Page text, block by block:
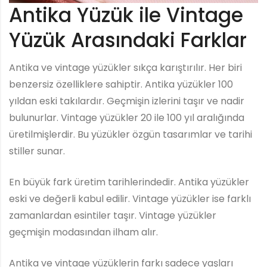
Antika Yüzük ile Vintage
Yüzük Arasındaki Farklar
Antika ve vintage yüzükler sıkça karıştırılır. Her biri
benzersiz özelliklere sahiptir. Antika yüzükler 100
yıldan eski takılardır. Geçmişin izlerini taşır ve nadir
bulunurlar. Vintage yüzükler 20 ile 100 yıl aralığında
üretilmişlerdir. Bu yüzükler özgün tasarımlar ve tarihi
stiller sunar.
En büyük fark üretim tarihlerindedir. Antika yüzükler
eski ve değerli kabul edilir. Vintage yüzükler ise farklı
zamanlardan esintiler taşır. Vintage yüzükler
geçmişin modasından ilham alır.
Antika ve vintage yüzüklerin farkı sadece yaşları